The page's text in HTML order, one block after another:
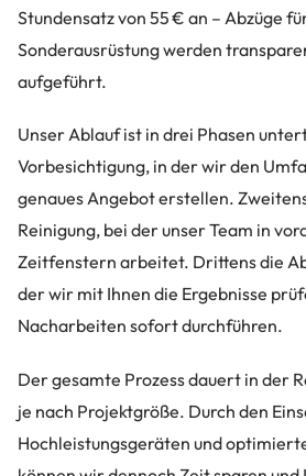
Stundensatz von 55 € an – Abzüge
Sonderausrüstung werden
aufgeführt.
Unser Ablauf ist in drei Phasen
Vorbesichtigung, in der wir den
genaues Angebot erstellen.
Reinigung, bei der unser Team in
Zeitfenstern arbeitet. Drittens die
der wir mit Ihnen die Ergebnisse
Nacharbeiten sofort durchführen.
Der gesamte Prozess dauert in der
je nach Projektgröße. Durch den
Hochleistungsgeräten und